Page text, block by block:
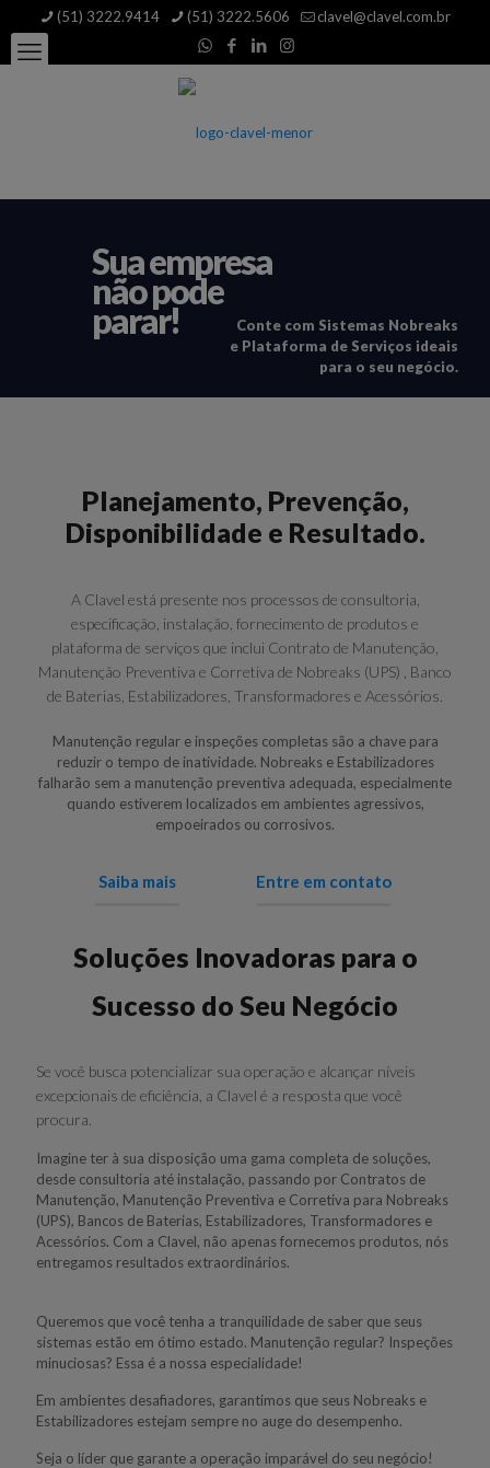
(51) 3222.9414 (51) 3222.5606 clavel@clavel.com.br
Sua empresa
não pode
parar!
Conte com Sistemas Nobreaks
e Plataforma de Serviços ideais
para o seu negócio.
Planejamento, Prevenção,
Disponibilidade e Resultado.
A Clavel está presente nos processos de consultoria,
especificação, instalação, fornecimento de produtos e
plataforma de serviços que inclui Contrato de Manutenção,
Manutenção Preventiva e Corretiva de Nobreaks (UPS) , Banco
de Baterias, Estabilizadores, Transformadores e Acessórios.
Manutenção regular e inspeções completas são a chave para
reduzir o tempo de inatividade. Nobreaks e Estabilizadores
falharão sem a manutenção preventiva adequada, especialmente
quando estiverem localizados em ambientes agressivos,
empoeirados ou corrosivos.
Saiba mais Entre em contato
Soluções Inovadoras para o
Sucesso do Seu Negócio
Se você busca potencializar sua operação e alcançar níveis
excepcionais de eficiência, a Clavel é a resposta que você
procura.
Imagine ter à sua disposição uma gama completa de soluções,
desde consultoria até instalação, passando por Contratos de
Manutenção, Manutenção Preventiva e Corretiva para Nobreaks
(UPS), Bancos de Baterias, Estabilizadores, Transformadores e
Acessórios. Com a Clavel, não apenas fornecemos produtos, nós
entregamos resultados extraordinários.
Queremos que você tenha a tranquilidade de saber que seus
sistemas estão em ótimo estado. Manutenção regular? Inspeções
minuciosas? Essa é a nossa especialidade!
Em ambientes desafiadores, garantimos que seus Nobreaks e
Estabilizadores estejam sempre no auge do desempenho.
Seja o líder que garante a operação imparável do seu negócio!
modal-check